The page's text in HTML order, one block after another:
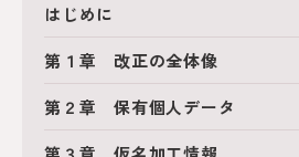
はじめに
第１章 改正の全体像
第２章 保有個人データ